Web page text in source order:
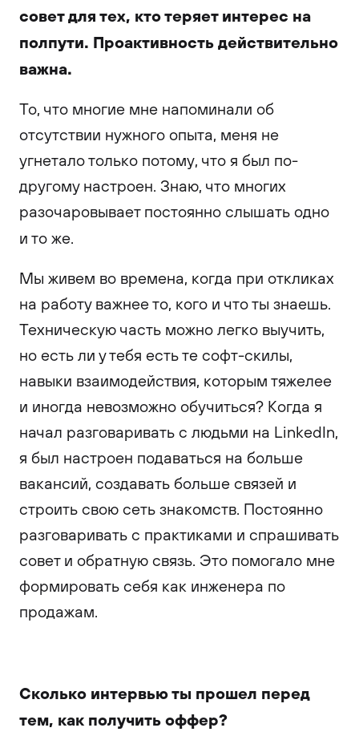
совет для тех, кто теряет интерес на
полпути. Проактивность действительно
важна.
То, что многие мне напоминали об
отсутствии нужного опыта, меня не
угнетало только потому, что я был по-
другому настроен. Знаю, что многих
разочаровывает постоянно слышать одно
и то же.
Мы живем во времена, когда при откликах
на работу важнее то, кого и что ты знаешь.
Техническую часть можно легко выучить,
но есть ли у тебя есть те софт-скилы,
навыки взаимодействия, которым тяжелее
и иногда невозможно обучиться? Когда я
начал разговаривать с людьми на LinkedIn,
я был настроен подаваться на больше
вакансий, создавать больше связей и
строить свою сеть знакомств. Постоянно
разговаривать с практиками и спрашивать
совет и обратную связь. Это помогало мне
формировать себя как инженера по
продажам.
Сколько интервью ты прошел перед
тем, как получить оффер?